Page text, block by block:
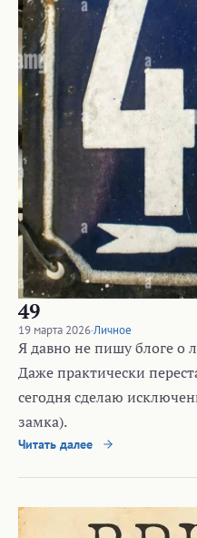
49
19 марта 2026·Личное
Я давно не пишу блоге о
Даже практически
сегодня сделаю
замка).
Читать далее